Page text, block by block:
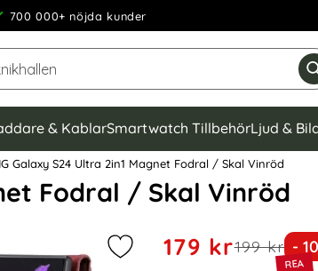
700 000+ nöjda kunder
& KablarSmartwatch TillbehörLjud &
Galaxy S24 Ultra 2in1 Magnet Fodral / Skal Vinröd
Fodral / Skal Vinröd
Markera dG.MING Galaxy S24
Handla denna produkt
rea pris
179 krtidigare
199 kr -